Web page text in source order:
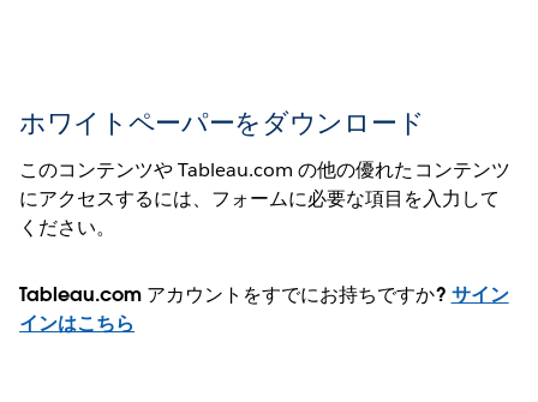
ホワイトペーパーをダウンロード
このコンテンツや Tableau.com の他の優れたコンテンツ
にアクセスするには、フォームに必要な項目を入力して
ください。
Tableau.com アカウントをすでにお持ちですか? サイン
インはこちら